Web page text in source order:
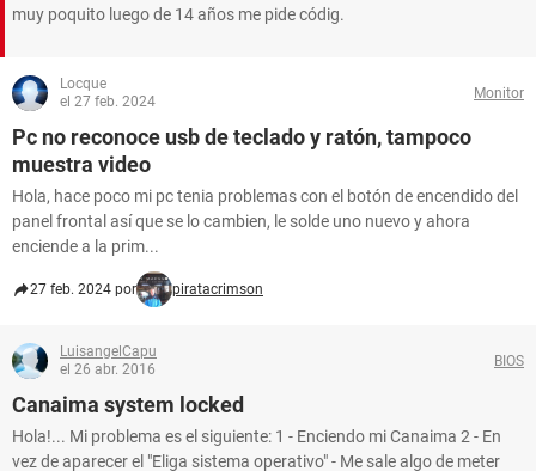
muy poquito luego de 14 años me pide códig.
Locque
el 27 feb. 2024
Monitor
Pc no reconoce usb de teclado y ratón, tampoco
muestra video
Hola, hace poco mi pc tenia problemas con el botón de encendido del
panel frontal así que se lo cambien, le solde uno nuevo y ahora
enciende a la prim...
27 feb. 2024 por piratacrimson
LuisangelCapu
el 26 abr. 2016
BIOS
Canaima system locked
Hola!... Mi problema es el siguiente: 1 - Enciendo mi Canaima 2 - En
vez de aparecer el "Eliga sistema operativo" - Me sale algo de meter